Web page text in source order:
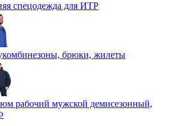
спецодежда для ИТР
брюки, жилеты
рабочий мужской демисезонный,